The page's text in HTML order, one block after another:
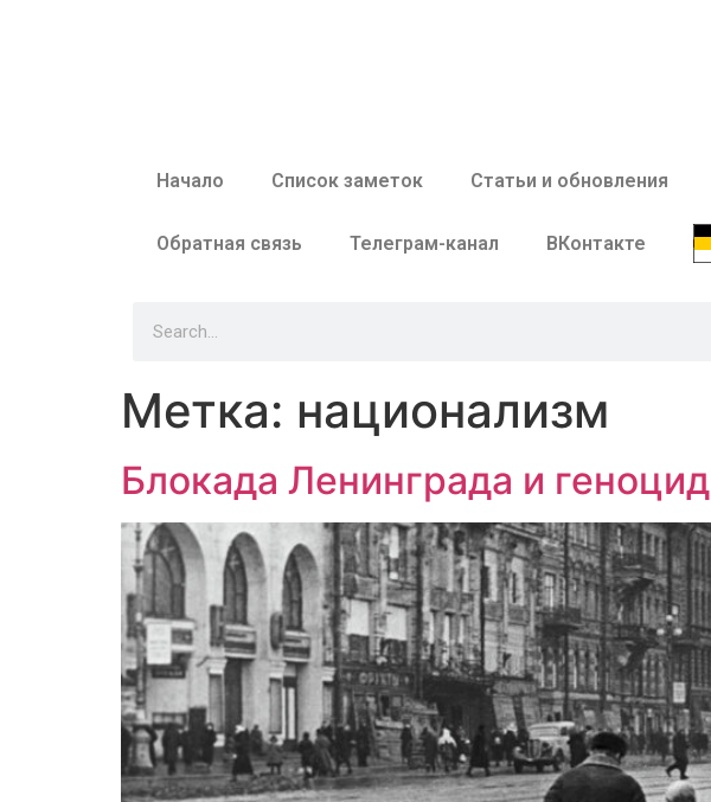
Начало Список заметок Статьи и обновления
Обратная связь Телеграм-канал ВКонтакте
Метка: национализм
Блокада Ленинграда и геноцид